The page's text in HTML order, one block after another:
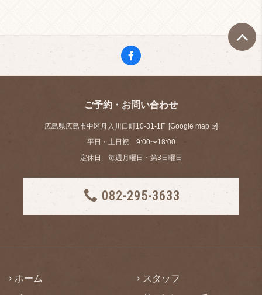
ご予約・お問い合わせ
広島県広島市中区舟入川口町10-31-1F [Google map
]
平日・土日祝 9:00〜18:00
定休日 毎週月曜日・第3日曜日
082-295-3633
ホーム
スタッフ